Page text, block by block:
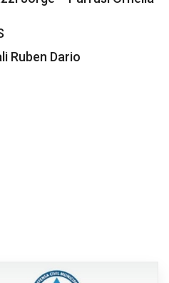
Ruben Dario